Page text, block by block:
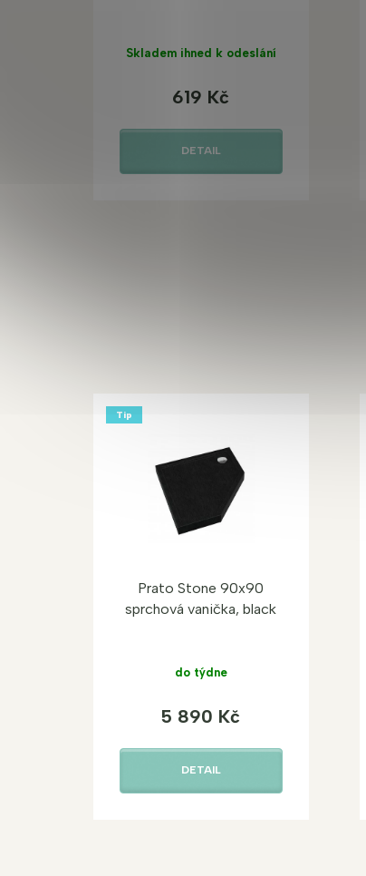
Skladem ihned k odeslání
619 Kč
DETAIL
Tip
Prato Stone 90x90
sprchová vanička, black
do týdne
5 890 Kč
DETAIL